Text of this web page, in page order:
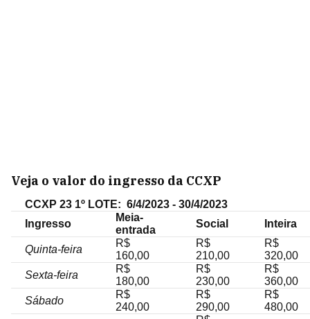
Veja o valor do ingresso da CCXP
CCXP 23 1º LOTE: 6/4/2023 - 30/4/2023
Ingresso
Meia-
entrada
Social Inteira
Quinta-feira
R$
160,00
R$
210,00
R$
320,00
Sexta-feira
R$
180,00
R$
230,00
R$
360,00
Sábado
R$
240,00
R$
290,00
R$
480,00